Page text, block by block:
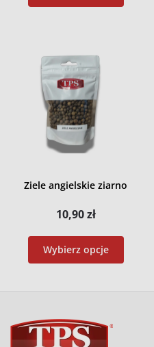
Ziele angielskie ziarno
10,90zł
Wybierz opcje